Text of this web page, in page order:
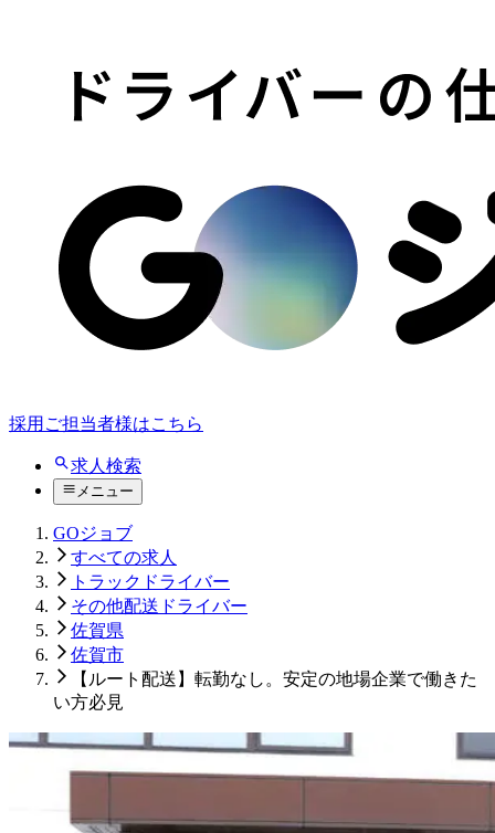
採用ご担当者様はこちら
求人検索
メニュー
GOジョブ
すべての求人
トラックドライバー
その他配送ドライバー
佐賀県
佐賀市
【ルート配送】転勤なし。安定の地場企業で働きた
い方必見